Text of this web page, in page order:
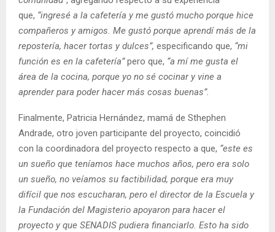
que, “ingresé a la cafetería y me gustó mucho porque hice
compañeros y amigos. Me gustó porque aprendí más de la
repostería, hacer tortas y dulces”, especificando que, “mi
función es en la cafetería”pero que, “a mí me gusta el
área de la cocina, porque yo no sé cocinar y vine a
aprender para poder hacer más cosas buenas”.
Finalmente, Patricia Hernández, mamá de Sthephen
Andrade, otro joven participante del proyecto, coincidió
con la coordinadora del proyecto respecto a que, “este es
un sueño que teníamos hace muchos años, pero era solo
un sueño, no veíamos su factibilidad, porque era muy
difícil que nos escucharan, pero el director de la Escuela y
la Fundación del Magisterio apoyaron para hacer el
proyecto y que SENADIS pudiera financiarlo. Esto ha sido